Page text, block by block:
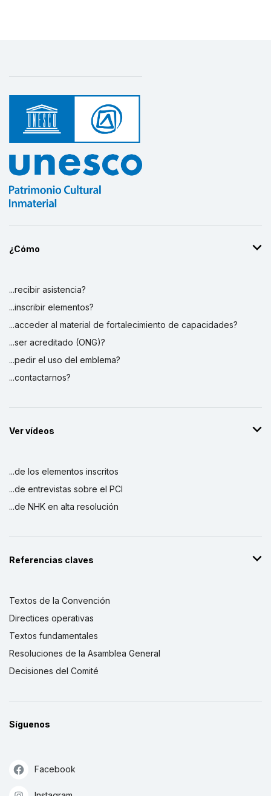
¿Cómo
...recibir asistencia?
...inscribir elementos?
...acceder al material de fortalecimiento de capacidades?
...ser acreditado (ONG)?
...pedir el uso del emblema?
...contactarnos?
Ver vídeos
...de los elementos inscritos
...de entrevistas sobre el PCI
...de NHK en alta resolución
Referencias claves
Textos de la Convención
Directices operativas
Textos fundamentales
Resoluciones de la Asamblea General
Decisiones del Comité
Síguenos
Facebook